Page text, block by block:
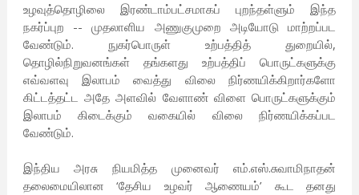
உழவுத்தொழிலை இரண்டாம்பட்சமாகப் புறந்தள்ளும் இந்த
நகர்ப்புற -- முதலாளிய அணுகுமுறை அடியோடு மாற்றப்பட
வேண்டும். நுகர்பொருள் உற்பத்தித் துறையில்,
தொழில்நிறுவனங்கள் தங்களது உற்பத்திப் பொருட்களுக்கு
எவ்வளவு இலாபம் வைத்து விலை நிர்ணயிக்கிறார்களோ
கிட்டத்தட்ட அதே அளவில் வேளாண் விளை பொருட்களுக்கும்
இலாபம் கிடைக்கும் வகையில் விலை நிர்ணயிக்கப்பட
வேண்டும்.
இந்திய அரசு நியமித்த முனைவர் எம்.எஸ்.சுவாமிநாதன்
தலைமையிலான ‘தேசிய உழவர் ஆணையம்’ கூட தனது